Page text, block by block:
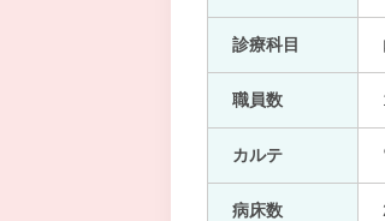
診療科目
職員数
カルテ
病床数